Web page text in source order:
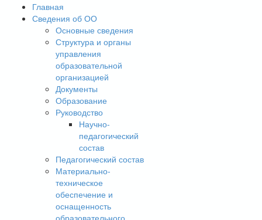
Главная
Сведения об ОО
Основные сведения
Структура и органы
управления
образовательной
организацией
Документы
Образование
Руководство
Научно-
педагогический
состав
Педагогический состав
Материально-
техническое
обеспечение и
оснащенность
образовательного